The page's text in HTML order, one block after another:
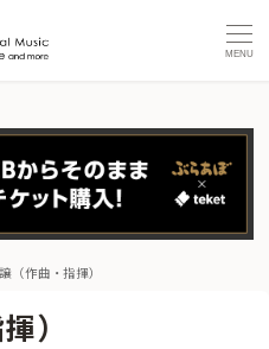
MENU
（作曲・指揮）
）